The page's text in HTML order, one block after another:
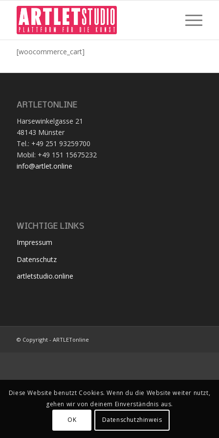
[woocommerce_cart]
ARTLETONLINE
Harsewinkelgasse 21
48143 Münster
Tel.: +49 251 93259700
Mobil: +49 151 15675232
info@artlet.online
WICHTIGE LINKS
Impressum
Datenschutz
artletstudio.online
© Copyright - ARTLETonline
Diese Website benutzt Cookies. Wenn du die Website weiter nutzt,
gehen wir von deinem Einverständnis aus.
OK
Datenschutzhinweis